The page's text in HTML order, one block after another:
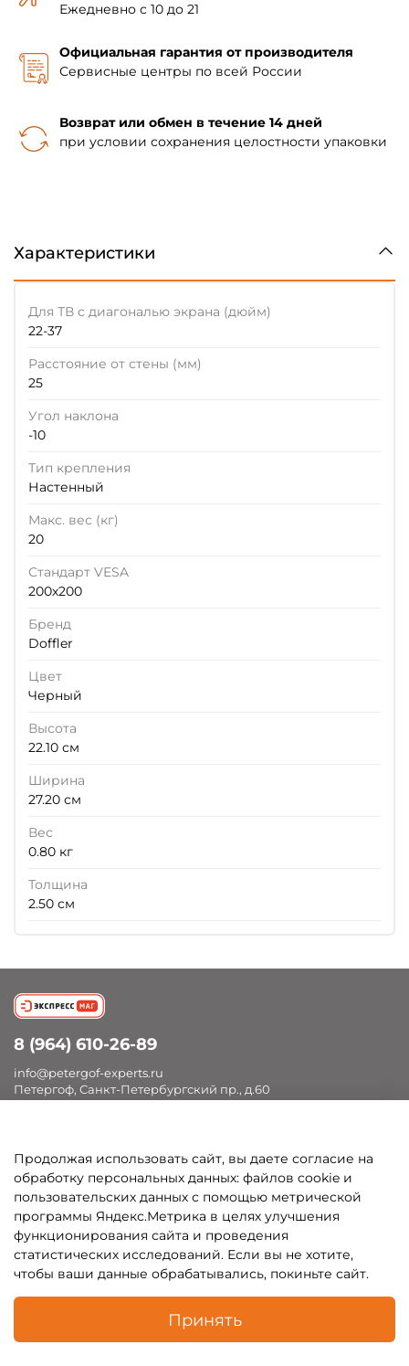
Ежедневно с 10 до 21
Официальная гарантия от производителя
Сервисные центры по всей России
Возврат или обмен в течение 14 дней
при условии сохранения целостности упаковки
Характеристики
Для ТВ с диагональю экрана (дюйм)
22-37
Расстояние от стены (мм)
25
Угол наклона
-10
Тип крепления
Настенный
Макс. вес (кг)
20
Стандарт VESA
200х200
Бренд
Doffler
Цвет
Черный
Высота
22.10 см
Ширина
27.20 см
Вес
0.80 кг
Толщина
2.50 см
Покупателям
8 (964) 610-26-89
info@petergof-experts.ru
Петергоф, Санкт-Петербургский пр., д.60
Продолжая использовать сайт, вы даете согласие на
обработку персональных данных: файлов cookie и
пользовательских данных с помощью метрической
программы Яндекс.Метрика в целях улучшения
функционирования сайта и проведения
статистических исследований. Если вы не хотите,
чтобы ваши данные обрабатывались, покиньте сайт.
Принять